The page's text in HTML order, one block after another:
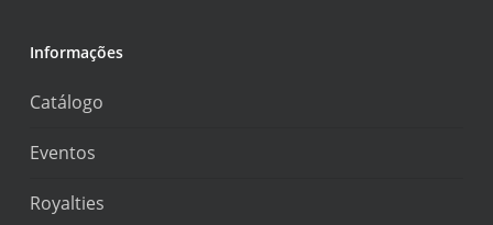
Informações
Catálogo
Eventos
Royalties